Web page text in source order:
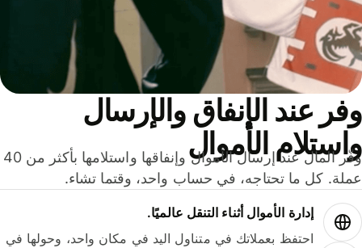
عند الإنفاق والإرسال
الأموال
وفّر المال عند إرسال الأموال وإنفاقها واستلامها بأكثر من 40
كل ما تحتاجه، في حساب واحد، وقتما تشاء.
إدارة الأموال أثناء التنقل عالميًا.
احتفظ بعملاتك في متناول اليد في مكان واحد، وحولها في